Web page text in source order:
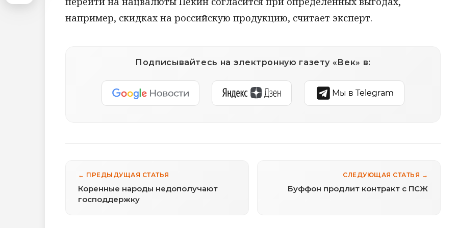
например, скидках на российскую продукцию, считает эксперт.
Подписывайтесь на электронную газету «Век» в:
Мы в Telegram
← ПРЕДЫДУЩАЯ СТАТЬЯ
Коренные народы недополучают
господдержку
СЛЕДУЮЩАЯ СТАТЬЯ →
Буффон продлит контракт с ПСЖ